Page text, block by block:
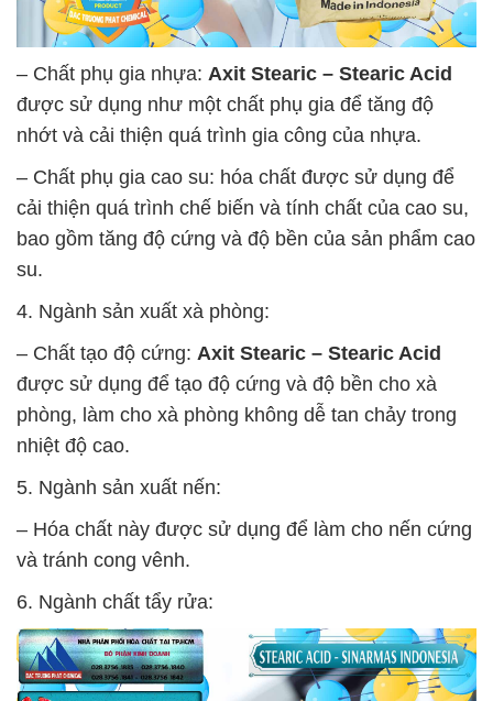
– Chất phụ gia nhựa: Axit Stearic – Stearic Acid
được sử dụng như một chất phụ gia để tăng độ
nhớt và cải thiện quá trình gia công của nhựa.
– Chất phụ gia cao su: hóa chất được sử dụng để
cải thiện quá trình chế biến và tính chất của cao su,
bao gồm tăng độ cứng và độ bền của sản phẩm cao
su.
4. Ngành sản xuất xà phòng:
– Chất tạo độ cứng: Axit Stearic – Stearic Acid
được sử dụng để tạo độ cứng và độ bền cho xà
phòng, làm cho xà phòng không dễ tan chảy trong
nhiệt độ cao.
5. Ngành sản xuất nến:
– Hóa chất này được sử dụng để làm cho nến cứng
và tránh cong vênh.
6. Ngành chất tẩy rửa: